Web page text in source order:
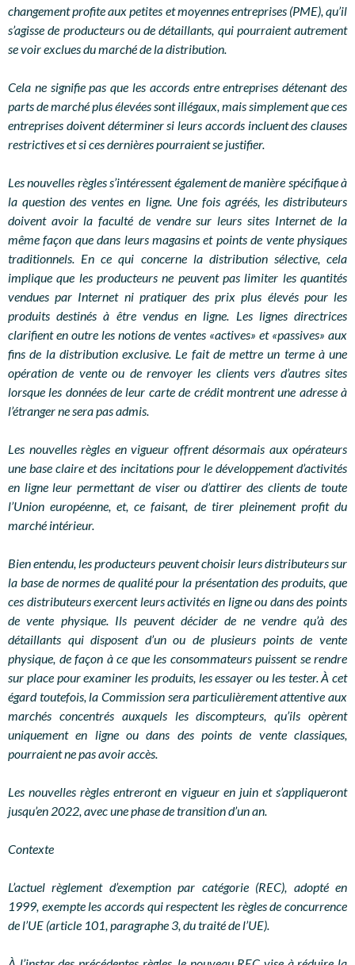
changement profite aux petites et moyennes entreprises (PME), qu’il
s’agisse de producteurs ou de détaillants, qui pourraient autrement
se voir exclues du marché de la distribution.
Cela ne signifie pas que les accords entre entreprises détenant des
parts de marché plus élevées sont illégaux, mais simplement que ces
entreprises doivent déterminer si leurs accords incluent des clauses
restrictives et si ces dernières pourraient se justifier.
Les nouvelles règles s’intéressent également de manière spécifique à
la question des ventes en ligne. Une fois agréés, les distributeurs
doivent avoir la faculté de vendre sur leurs sites Internet de la
même façon que dans leurs magasins et points de vente physiques
traditionnels. En ce qui concerne la distribution sélective, cela
implique que les producteurs ne peuvent pas limiter les quantités
vendues par Internet ni pratiquer des prix plus élevés pour les
produits destinés à être vendus en ligne. Les lignes directrices
clarifient en outre les notions de ventes «actives» et «passives» aux
fins de la distribution exclusive. Le fait de mettre un terme à une
opération de vente ou de renvoyer les clients vers d’autres sites
lorsque les données de leur carte de crédit montrent une adresse à
l’étranger ne sera pas admis.
Les nouvelles règles en vigueur offrent désormais aux opérateurs
une base claire et des incitations pour le développement d’activités
en ligne leur permettant de viser ou d’attirer des clients de toute
l’Union européenne, et, ce faisant, de tirer pleinement profit du
marché intérieur.
Bien entendu, les producteurs peuvent choisir leurs distributeurs sur
la base de normes de qualité pour la présentation des produits, que
ces distributeurs exercent leurs activités en ligne ou dans des points
de vente physique. Ils peuvent décider de ne vendre qu’à des
détaillants qui disposent d’un ou de plusieurs points de vente
physique, de façon à ce que les consommateurs puissent se rendre
sur place pour examiner les produits, les essayer ou les tester. À cet
égard toutefois, la Commission sera particulièrement attentive aux
marchés concentrés auxquels les discompteurs, qu’ils opèrent
uniquement en ligne ou dans des points de vente classiques,
pourraient ne pas avoir accès.
Les nouvelles règles entreront en vigueur en juin et s’appliqueront
jusqu’en 2022, avec une phase de transition d’un an.
Contexte
L’actuel règlement d’exemption par catégorie (REC), adopté en
1999, exempte les accords qui respectent les règles de concurrence
de l’UE (article 101, paragraphe 3, du traité de l’UE).